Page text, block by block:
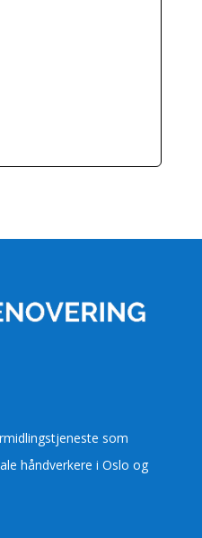
som
håndverkere i Oslo og